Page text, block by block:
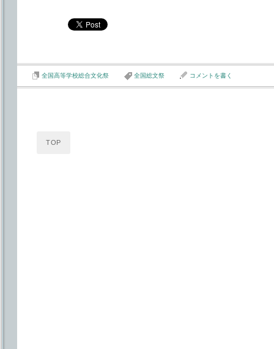
全国高等学校総合文化祭 全国総文祭 コメントを書く
TOP